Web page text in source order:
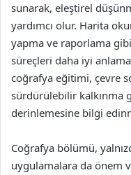
sunarak, eleştirel
yardımcı olur. Harita
yapma ve raporlama
süreçleri daha iyi
coğrafya eğitimi, çevre
sürdürülebilir kalkınma
derinlemesine bilgi
Coğrafya bölümü,
uygulamalara da önem